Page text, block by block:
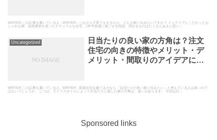
WRITER この記事を書いている人 - WRITER - これから子育てをするなら、どんな家に住みたいですか？ インテリアにこだわったお
しゃれな家、自然素材を使ったナチュラルな住宅、1年中快適に過ごせる性能。求めるものはたくさんあると思い...
Uncategorized
日当たりの良い家の方角は？注文
住宅の向きの特徴やメリット・デ
メリット・間取りのアイデアにつ
WRITER この記事を書いている人 - WRITER - 新築住宅を建てるのなら「日当たりの良い家に住みたい」と考えている人は多いので
はないでしょうか。 じつは、ライフスタイルによって日当たりに適した家の方角は、違いがあります。 今回は日...
Sponsored links